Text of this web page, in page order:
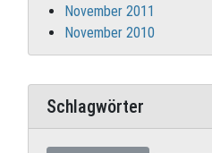
November 2011
November 2010
Schlagwörter